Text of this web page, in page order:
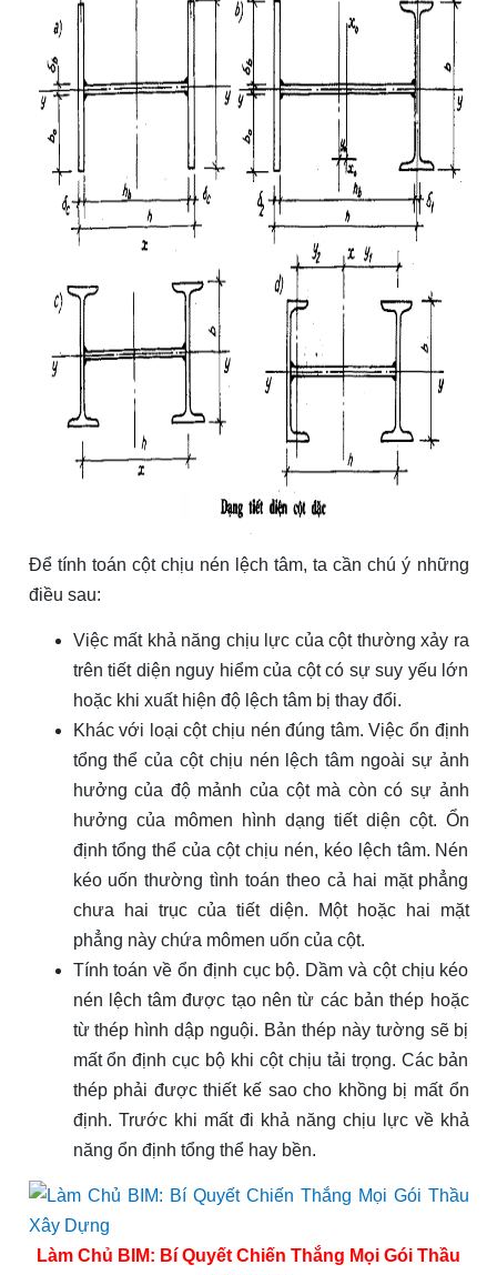
Để tính toán cột chịu nén lệch tâm, ta cần chú ý những
điều sau:
Việc mất khả năng chịu lực của cột thường xảy ra
trên tiết diện nguy hiểm của cột có sự suy yếu lớn
hoặc khi xuất hiện độ lệch tâm bị thay đổi.
Khác với loại cột chịu nén đúng tâm. Việc ổn định
tổng thể của cột chịu nén lệch tâm ngoài sự ảnh
hưởng của độ mảnh của cột mà còn có sự ảnh
hưởng của mômen hình dạng tiết diện cột. Ổn
định tổng thể của cột chịu nén, kéo lệch tâm. Nén
kéo uốn thường tình toán theo cả hai mặt phẳng
chưa hai trục của tiết diện. Một hoặc hai mặt
phẳng này chứa mômen uốn của cột.
Tính toán về ổn định cục bộ. Dầm và cột chịu kéo
nén lệch tâm được tạo nên từ các bản thép hoặc
từ thép hình dập nguội. Bản thép này tường sẽ bị
mất ổn định cục bộ khi cột chịu tải trọng. Các bản
thép phải được thiết kế sao cho khồng bị mất ổn
định. Trước khi mất đi khả năng chịu lực về khả
năng ổn định tổng thể hay bền.
Làm Chủ BIM: Bí Quyết Chiến Thắng Mọi Gói Thầu